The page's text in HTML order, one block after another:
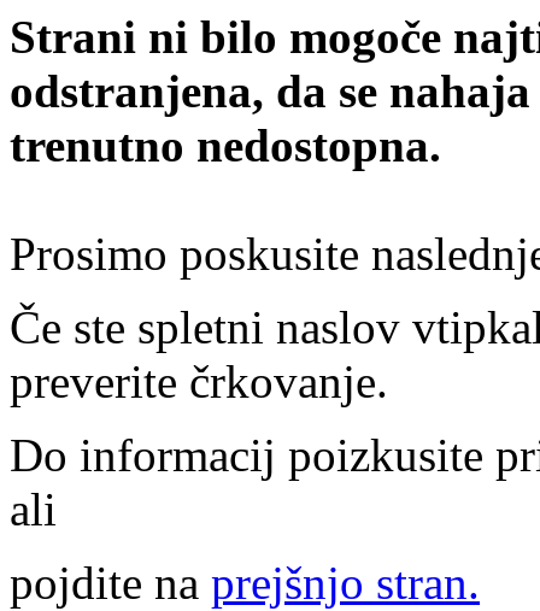
Strani ni bilo mogoče
odstranjena, da se
trenutno nedostopna.
Prosimo poskusite
Če ste spletni naslov
preverite črkovanje.
Do informacij poizkusite
ali
pojdite na prejšnjo stran.